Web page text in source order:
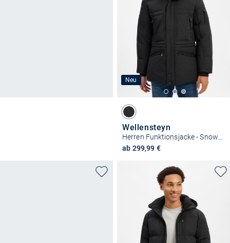
Neu
Wellensteyn
Herren Funktionsjacke - Snowstorm
ab 299,99 €